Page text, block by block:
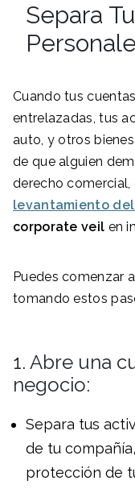
Separa
Cuando tus
entrelazadas, tus
auto, y otros
de que alguien
derecho
levantamiento
corporate veil en
Puedes comenzar
tomando estos
1. Abre una
negocio:
Separa tus
de tu
protección de